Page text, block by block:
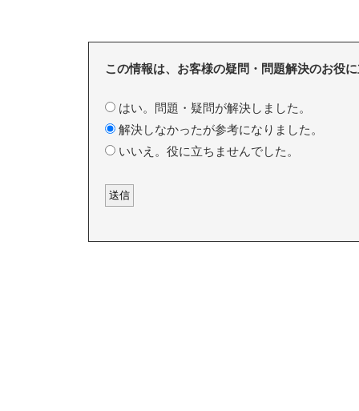
この情報は、お客様の疑問・問題解決のお役
はい。問題・疑問が解決しました。
解決しなかったが参考になりました。
いいえ。役に立ちませんでした。